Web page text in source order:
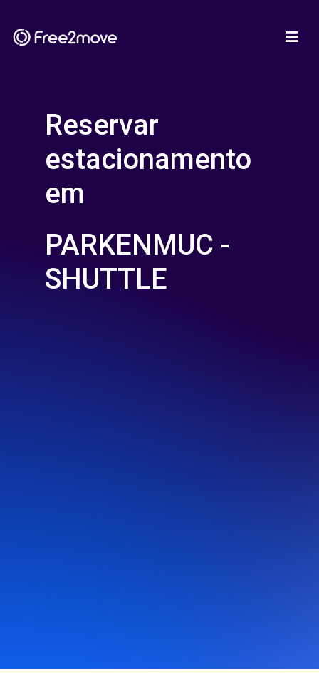
Reservar
estacionamento
em
PARKENMUC -
SHUTTLE